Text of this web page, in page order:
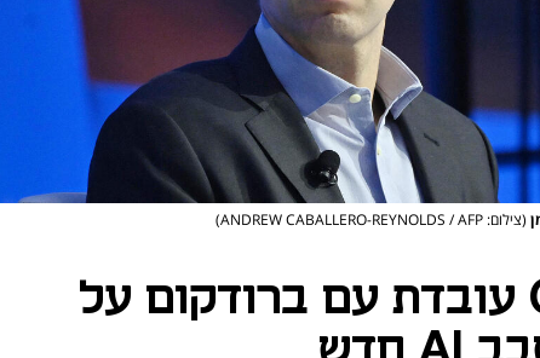
(צילום: ANDREW CABALLERO-REYNOLDS / AFP)
OpenAI עובדת עם ברודקום על